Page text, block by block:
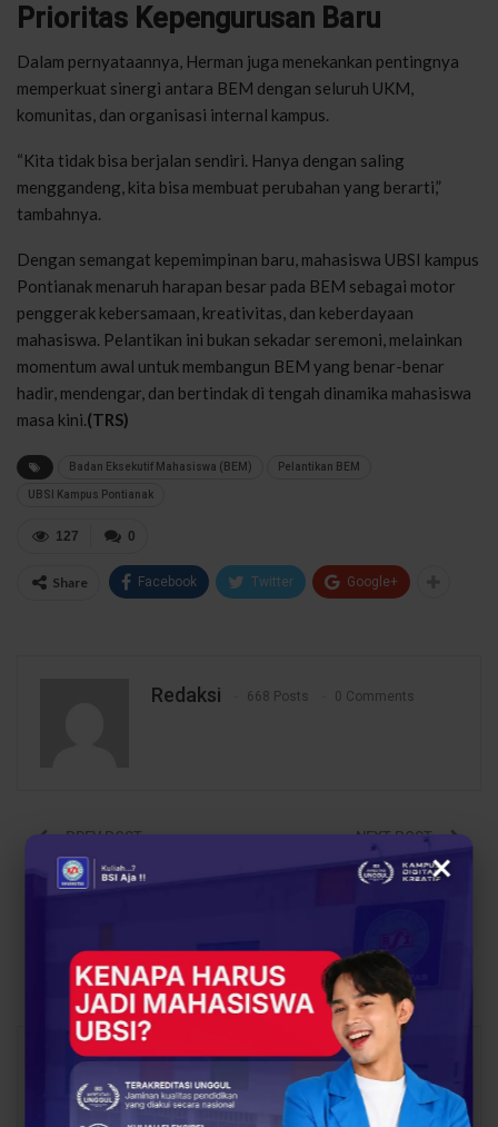
Prioritas Kepengurusan Baru
Dalam pernyataannya, Herman juga menekankan pentingnya
memperkuat sinergi antara BEM dengan seluruh UKM,
komunitas, dan organisasi internal kampus.
“Kita tidak bisa berjalan sendiri. Hanya dengan saling
menggandeng, kita bisa membuat perubahan yang berarti,”
tambahnya.
Dengan semangat kepemimpinan baru, mahasiswa UBSI kampus
Pontianak menaruh harapan besar pada BEM sebagai motor
penggerak kebersamaan, kreativitas, dan keberdayaan
mahasiswa. Pelantikan ini bukan sekadar seremoni, melainkan
momentum awal untuk membangun BEM yang benar-benar
hadir, mendengar, dan bertindak di tengah dinamika mahasiswa
masa kini.(TRS)
Badan Eksekutif Mahasiswa (BEM) Pelantikan BEM
UBSI Kampus Pontianak
0
127
Share Facebook Twitter Google+
Redaksi 668 Posts 0 Comments
PREV POST
Jogging Dulu, Daftar
Kuliah Kemudian! Promo
NEXT POST
Jangan Asal Klik, Dosen
UBSI Ingatkan
You Might Also Like
×